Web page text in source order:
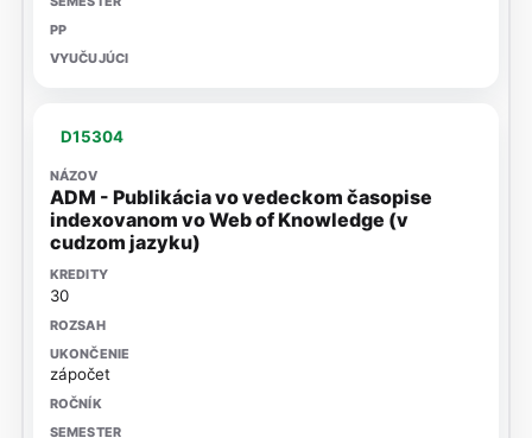
D15304
ADM - Publikácia vo vedeckom časopise
indexovanom vo Web of Knowledge (v
cudzom jazyku)
30
zápočet